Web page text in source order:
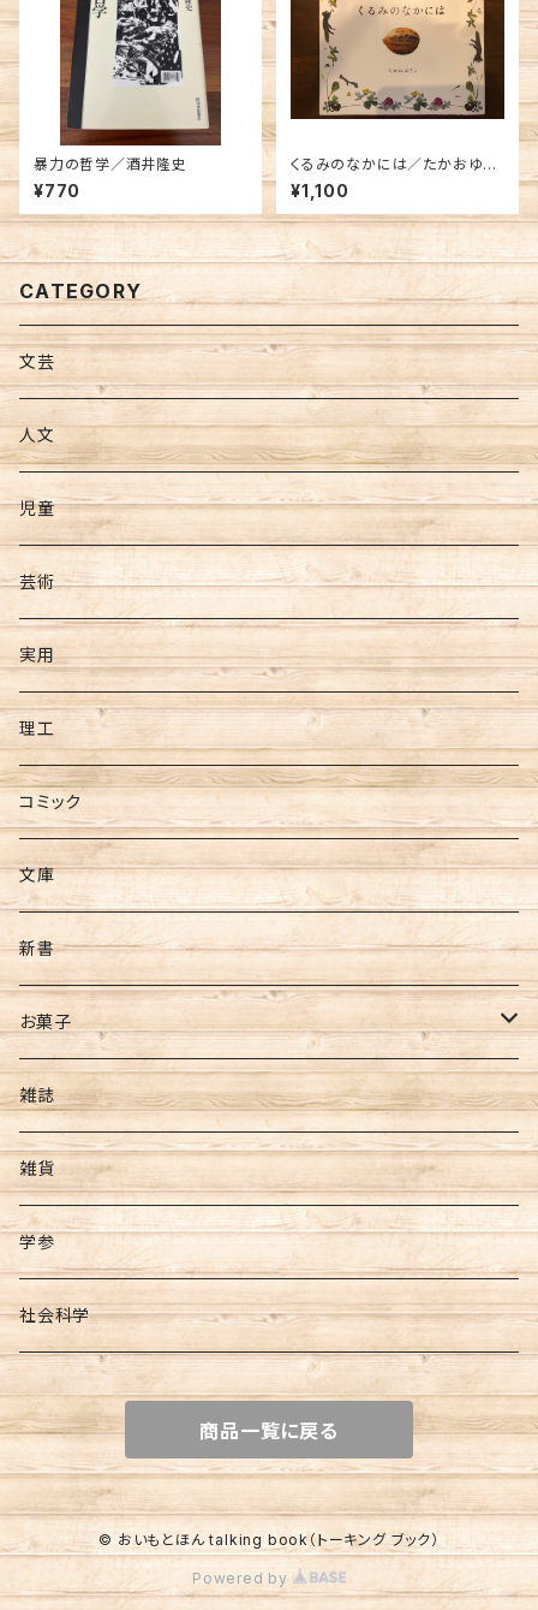
暴力の哲学／酒井隆史
¥770
くるみのなかには／たかおゆう
こ
¥1,100
CATEGORY
文芸
人文
児童
芸術
実用
理工
コミック
文庫
新書
お菓子
芋ようかん
雑誌
雑貨
学参
社会科学
商品一覧に戻る
© おいもとほん talking book（トーキング ブック）
Powered by